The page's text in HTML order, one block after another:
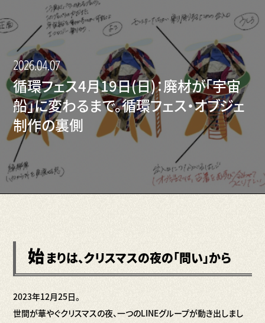
2026.04.07
循環フェス4月19日(日)：廃材が「宇宙
船」に変わるまで。循環フェス・オブジェ
制作の裏側
始まりは、クリスマスの夜の「問い」から
2023年12月25日。
世間が華やぐクリスマスの夜、一つのLINEグループが動き出しまし